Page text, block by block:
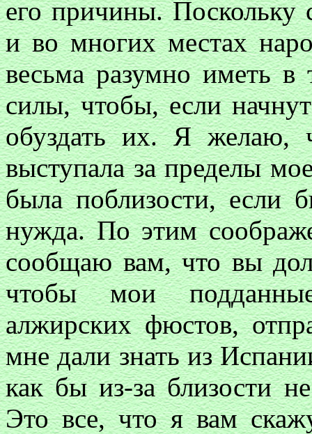
его причины. Поскольку
и во многих местах
весьма разумно иметь в
силы, чтобы, если
обуздать их. Я желаю,
выступала за пределы
была поблизости, если
нужда. По этим
сообщаю вам, что вы
чтобы мои
алжирских фюстов,
мне дали знать из
как бы из-за близости
Это все, что я вам